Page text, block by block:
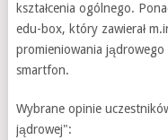
kształcenia ogólnego.
edu-box, który zawierał
promieniowania
smartfon.
Wybrane opinie
jądrowej":